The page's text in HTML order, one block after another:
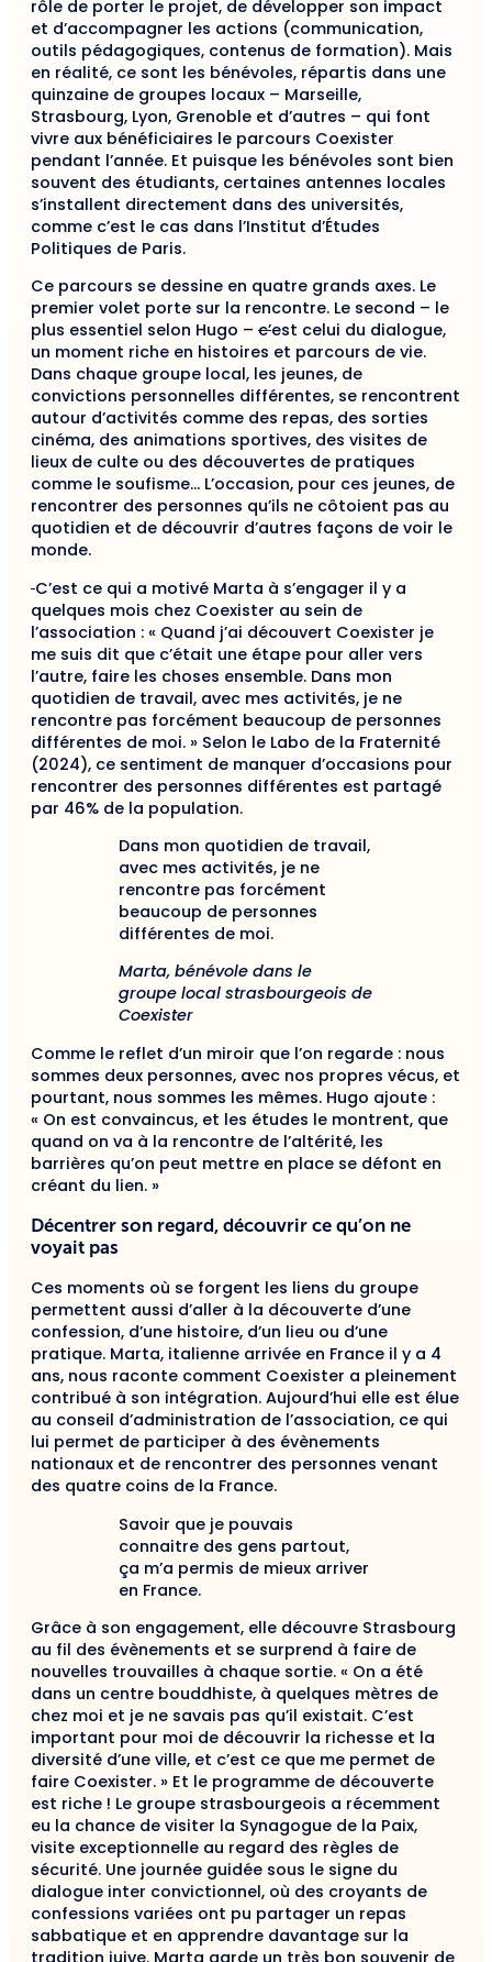
rôle de porter le projet, de développer son impact
et d’accompagner les actions (communication,
outils pédagogiques, contenus de formation). Mais
en réalité, ce sont les bénévoles, répartis dans une
quinzaine de groupes locaux – Marseille,
Strasbourg, Lyon, Grenoble et d’autres – qui font
vivre aux bénéficiaires le parcours Coexister
pendant l’année. Et puisque les bénévoles sont bien
souvent des étudiants, certaines antennes locales
s’installent directement dans des universités,
comme c’est le cas dans l’Institut d’Études
Politiques de Paris.
Ce parcours se dessine en quatre grands axes. Le
premier volet porte sur la rencontre. Le second – le
plus essentiel selon Hugo – c’est celui du dialogue,
un moment riche en histoires et parcours de vie.
Dans chaque groupe local, les jeunes, de
convictions personnelles différentes, se rencontrent
autour d’activités comme des repas, des sorties
cinéma, des animations sportives, des visites de
lieux de culte ou des découvertes de pratiques
comme le soufisme… L’occasion, pour ces jeunes, de
rencontrer des personnes qu’ils ne côtoient pas au
quotidien et de découvrir d’autres façons de voir le
monde.
C’est ce qui a motivé Marta à s’engager il y a
quelques mois chez Coexister au sein de
l’association : « Quand j’ai découvert Coexister je
me suis dit que c’était une étape pour aller vers
l’autre, faire les choses ensemble. Dans mon
quotidien de travail, avec mes activités, je ne
rencontre pas forcément beaucoup de personnes
différentes de moi. » Selon le Labo de la Fraternité
(2024), ce sentiment de manquer d’occasions pour
rencontrer des personnes différentes est partagé
par 46% de la population.
Dans mon quotidien de travail,
avec mes activités, je ne
rencontre pas forcément
beaucoup de personnes
différentes de moi.
Marta, bénévole dans le
groupe local strasbourgeois de
Coexister
Comme le reflet d’un miroir que l’on regarde : nous
sommes deux personnes, avec nos propres vécus, et
pourtant, nous sommes les mêmes. Hugo ajoute :
« On est convaincus, et les études le montrent, que
quand on va à la rencontre de l’altérité, les
barrières qu’on peut mettre en place se défont en
créant du lien. »
Décentrer son regard, découvrir ce qu’on ne
voyait pas
Ces moments où se forgent les liens du groupe
permettent aussi d’aller à la découverte d’une
confession, d’une histoire, d’un lieu ou d’une
pratique. Marta, italienne arrivée en France il y a 4
ans, nous raconte comment Coexister a pleinement
contribué à son intégration. Aujourd’hui elle est élue
au conseil d’administration de l’association, ce qui
lui permet de participer à des évènements
nationaux et de rencontrer des personnes venant
des quatre coins de la France.
Savoir que je pouvais
connaitre des gens partout,
ça m’a permis de mieux arriver
en France.
Grâce à son engagement, elle découvre Strasbourg
au fil des évènements et se surprend à faire de
nouvelles trouvailles à chaque sortie. « On a été
dans un centre bouddhiste, à quelques mètres de
chez moi et je ne savais pas qu’il existait. C’est
important pour moi de découvrir la richesse et la
diversité d’une ville, et c’est ce que me permet de
faire Coexister. » Et le programme de découverte
est riche ! Le groupe strasbourgeois a récemment
eu la chance de visiter la Synagogue de la Paix,
visite exceptionnelle au regard des règles de
sécurité. Une journée guidée sous le signe du
dialogue inter convictionnel, où des croyants de
confessions variées ont pu partager un repas
sabbatique et en apprendre davantage sur la